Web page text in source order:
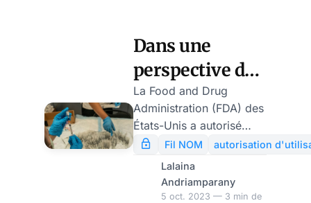
Dans une
perspective du
« tout
vaccinal », la
FDA approuve
le Novavax
actualisé
La Food and Drug
Administration (FDA) des
États-Unis a autorisé
l’utilisation d’urgence du
vaccin Covid mis à jour
de Novavax chez les
personnes âgées de 12
Fil NOM
autorisation
Lalaina
Andriamparany
5 oct. 2023 — 3 min de